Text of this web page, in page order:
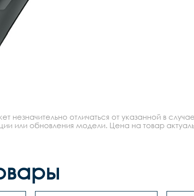
незначительно отличаться от указанной в
или обновления модели. Цена на товар